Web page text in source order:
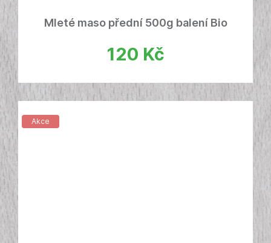
Mleté maso přední 500g balení Bio
120 Kč
Akce